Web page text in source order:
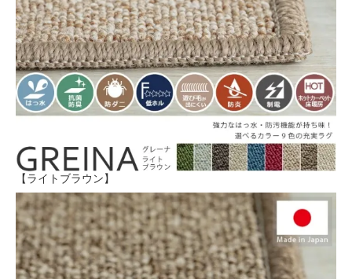
【ライトブラウン】